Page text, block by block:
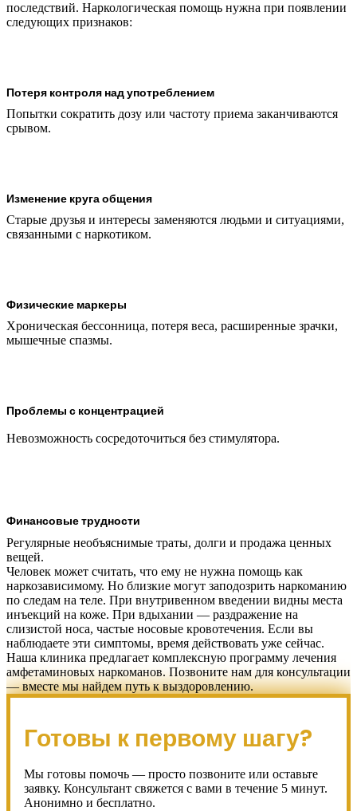
последствий. Наркологическая помощь нужна при появлении
следующих признаков:
Потеря контроля над употреблением
Попытки сократить дозу или частоту приема заканчиваются
срывом.
Изменение круга общения
Старые друзья и интересы заменяются людьми и ситуациями,
связанными с наркотиком.
Физические маркеры
Хроническая бессонница, потеря веса, расширенные зрачки,
мышечные спазмы.
Проблемы с концентрацией
Невозможность сосредоточиться без стимулятора.
Финансовые трудности
Регулярные необъяснимые траты, долги и продажа ценных
вещей.
Человек может считать, что ему не нужна помощь как
наркозависимому. Но близкие могут заподозрить наркоманию
по следам на теле. При внутривенном введении видны места
инъекций на коже. При вдыхании — раздражение на
слизистой носа, частые носовые кровотечения. Если вы
наблюдаете эти симптомы, время действовать уже сейчас.
Наша клиника предлагает комплексную программу лечения
амфетаминовых наркоманов. Позвоните нам для консультации
— вместе мы найдем путь к выздоровлению.
Готовы к первому шагу?
Мы готовы помочь — просто позвоните или оставьте
заявку. Консультант свяжется с вами в течение 5 минут.
Анонимно и бесплатно.